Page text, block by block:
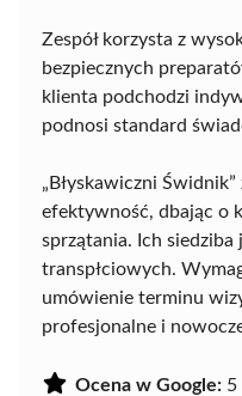
Zespół korzysta z
bezpiecznych
klienta podchodzi
podnosi standard
„Błyskawiczni
efektywność, dbając o
sprzątania. Ich siedziba
transpłciowych.
umówienie terminu
profesjonalne i
Ocena w Google: 5